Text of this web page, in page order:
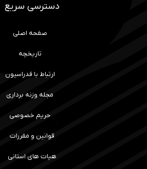
دسترسی سریع
صفحه اصلی
تاریخچه
ارتباط با فدراسیون
مجله وزنه برداری
حریم خصوصی
قوانین و مقررات
هیات های استانی